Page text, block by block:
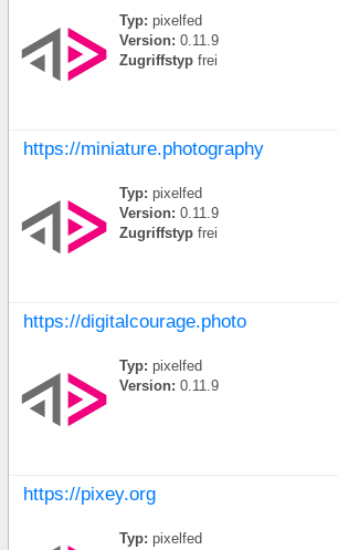
Typ: pixelfed
Version: 0.11.9
Zugriffstyp frei
https://miniature.photography
Typ: pixelfed
Version: 0.11.9
Zugriffstyp frei
https://digitalcourage.photo
Typ: pixelfed
Version: 0.11.9
https://pixey.org
Typ: pixelfed